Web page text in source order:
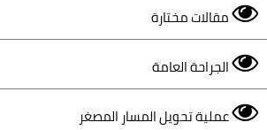
مقالات مختارة
الجراحة العامة
عملية تحويل المسار المصغر